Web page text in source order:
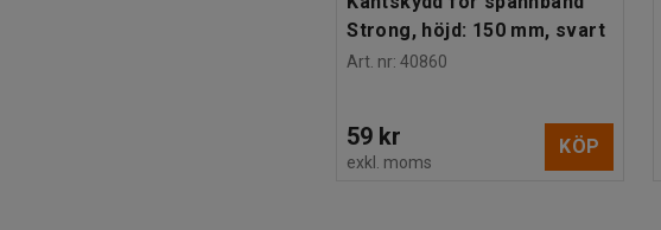
Strong, höjd: 150 mm, svart
Art. nr:40860
59 kr
exkl. moms
KÖP